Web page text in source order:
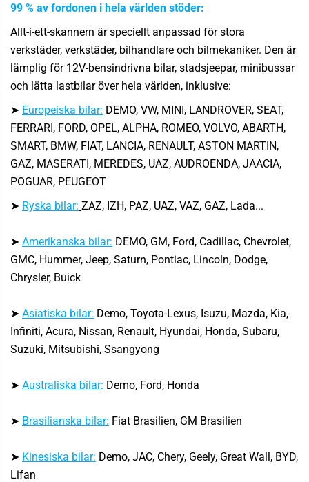
99 % av fordonen i hela världen stöder:
Allt-i-ett-skannern är speciellt anpassad för stora
verkstäder, verkstäder, bilhandlare och bilmekaniker. Den är
lämplig för 12V-bensindrivna bilar, stadsjeepar, minibussar
och lätta lastbilar över hela världen, inklusive:
➤ Europeiska bilar: DEMO, VW, MINI, LANDROVER, SEAT,
FERRARI, FORD, OPEL, ALPHA, ROMEO, VOLVO, ABARTH,
SMART, BMW, FIAT, LANCIA, RENAULT, ASTON MARTIN,
GAZ, MASERATI, MEREDES, UAZ, AUDROENDA, JAACIA,
POGUAR, PEUGEOT
➤ Ryska bilar: ZAZ, IZH, PAZ, UAZ, VAZ, GAZ, Lada...
➤ Amerikanska bilar: DEMO, GM, Ford, Cadillac, Chevrolet,
GMC, Hummer, Jeep, Saturn, Pontiac, Lincoln, Dodge,
Chrysler, Buick
➤ Asiatiska bilar: Demo, Toyota-Lexus, Isuzu, Mazda, Kia,
Infiniti, Acura, Nissan, Renault, Hyundai, Honda, Subaru,
Suzuki, Mitsubishi, Ssangyong
➤ Australiska bilar: Demo, Ford, Honda
➤ Brasilianska bilar: Fiat Brasilien, GM Brasilien
➤ Kinesiska bilar: Demo, JAC, Chery, Geely, Great Wall, BYD,
Lifan